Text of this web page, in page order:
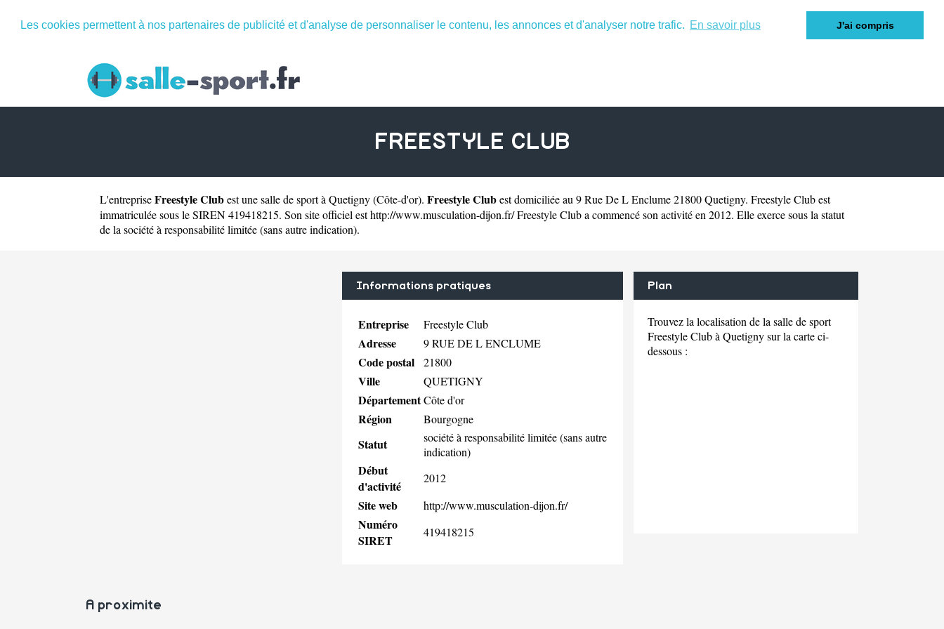
Les cookies permettent à nos partenaires de publicité et d'analyse de personnaliser le contenu, les annonces et d'analyser notre trafic. En savoir plus J'ai compris
FREESTYLE CLUB
L'entrepriseFreestyle Clubest unesalle de sport à Quetigny(Côte-d'or). Freestyle Clubest domiciliée au 9 Rue De L Enclume 21800 Quetigny. Freestyle Club est
immatriculée sous le SIREN 419418215. Son site officiel esthttp://www.musculation-dijon.fr/Freestyle Club a commencé son activité en 2012. Elle exerce sous la statut
de la société à responsabilité limitée (sans autre indication).
Informations pratiques
Entreprise Freestyle Club
Adresse 9 RUE DE L ENCLUME
Code postal 21800
Ville QUETIGNY
DépartementCôte d'or
Région Bourgogne
Statut
société à responsabilité limitée (sans autre
indication)
Début
d'activité
2012
Site web http://www.musculation-dijon.fr/
Numéro
SIRET
419418215
Plan
Trouvez la localisation de la salle de sport
Freestyle Club à Quetigny sur la carte ci-
dessous :
A proximite